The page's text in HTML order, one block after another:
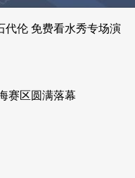
代伦 免费看水秀专场演
赛区圆满落幕